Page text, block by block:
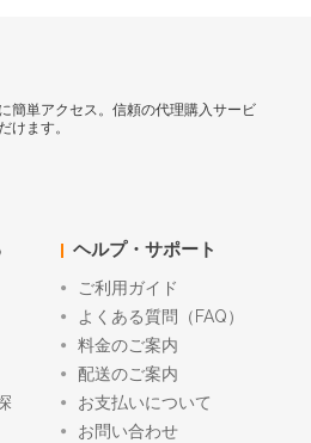
簡単アクセス。信頼の代理購入サービ
けます。
ヘルプ・サポート
ご利用ガイド
よくある質問（FAQ）
料金のご案内
配送のご案内
お支払いについて
お問い合わせ